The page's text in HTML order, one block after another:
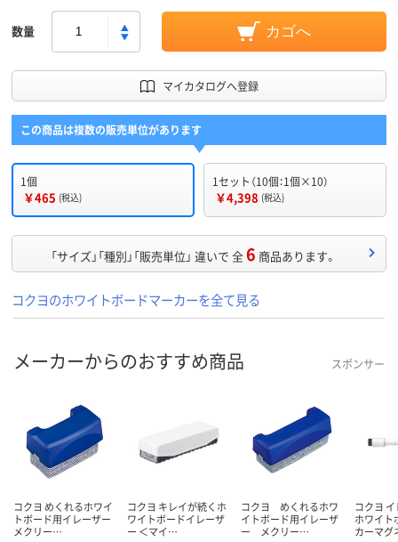
数量 カゴへ
マイカタログへ登録
この商品は複数の販売単位があります
1個
￥465 (税込)
1セット（10個：1個×10）
￥4,398 (税込)
「サイズ」「種別」「販売単位」 違いで 全6 商品あります。
コクヨのホワイトボードマーカーを全て見る
メーカーからのおすすめ商品 スポンサー
コクヨ めくれるホワイ
トボード用イレーザー
メクリー…
コクヨ キレイが続くホ
ワイトボードイレーザ
ー ＜マイ…
コクヨ めくれるホワ
イトボード用イレーザ
ー メクリー…
コクヨ
ホワイト
カーマ